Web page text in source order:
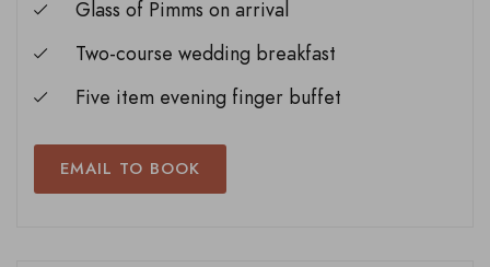
Glass of Pimms on arrival
Two-course wedding breakfast
Five item evening finger buffet
EMAIL TO BOOK